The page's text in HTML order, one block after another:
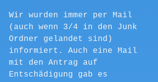
Wir wurden immer per Mail
(auch wenn 3/4 in den Junk
Ordner gelandet sind)
informiert. Auch eine Mail
mit den Antrag auf
Entschädigung gab es